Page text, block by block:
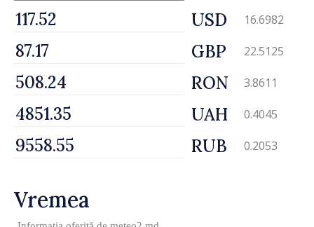
USD 16.6982
GBP 22.5125
RON 3.8611
UAH 0.4045
RUB 0.2053
Vremea